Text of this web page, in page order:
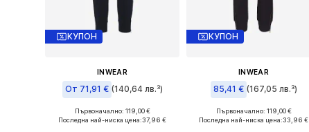
КУПОН
INWEAR
От 71,91 € (140,64 лв.³)
Налични размери: 34, 36, 38, 44
Първоначално: 119,00 €
Последна най-ниска цена:37,96 €
КУПОН
INWEAR
85,41 € (167,05 лв.³)
Налични размери: 34, 36, 40, 42
Първоначално: 119,00 €
Последна най-ниска цена:33,96 €